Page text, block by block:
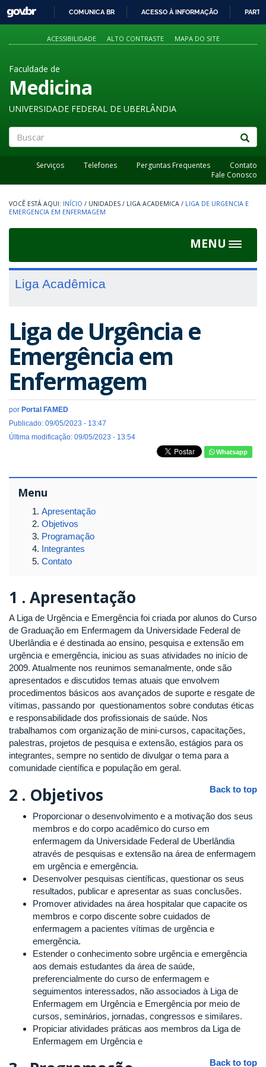
PARA
O
GOVBR
COMUNICA BR ACESSO À INFORMAÇÃO
ACESSIBILIDADE ALTO CONTRASTE MAPA DO SITE
Faculdade de
Medicina
UNIVERSIDADE FEDERAL DE UBERLÂNDIA
Serviços Telefones Perguntas Frequentes
Contato
Fale Conosco
INÍCIO / UNIDADES / LIGA ACADEMICA / LIGA DE URGENCIA E
EMERGENCIA EM ENFERMAGEM
MENU
Toggle
Liga Acadêmica
Liga de Urgência e
Emergência em
Enfermagem
por Portal FAMED
Publicado: 09/05/2023 - 13:47
Última modificação: 09/05/2023 - 13:54
Whatsapp
Menu
Apresentação
Objetivos
Programação
Integrantes
Contato
1 . Apresentação
A Liga de Urgência e Emergência foi criada por alunos do Curso
de Graduação em Enfermagem da Universidade Federal de
Uberlândia e é destinada ao ensino, pesquisa e extensão em
urgência e emergência, iniciou as suas atividades no início de
2009. Atualmente nos reunimos semanalmente, onde são
apresentados e discutidos temas atuais que envolvem
procedimentos básicos aos avançados de suporte e resgate de
vítimas, passando por questionamentos sobre condutas éticas
e responsabilidade dos profissionais de saúde. Nos
trabalhamos com organização de mini-cursos, capacitações,
palestras, projetos de pesquisa e extensão, estágios para os
integrantes, sempre no sentido de divulgar o tema para a
comunidade científica e população em geral.
Back to top
2 . Objetivos
Proporcionar o desenvolvimento e a motivação dos seus
membros e do corpo acadêmico do curso em
enfermagem da Universidade Federal de Uberlândia
através de pesquisas e extensão na área de enfermagem
em urgência e emergência.
Desenvolver pesquisas científicas, questionar os seus
resultados, publicar e apresentar as suas conclusões.
Promover atividades na área hospitalar que capacite os
membros e corpo discente sobre cuidados de
enfermagem a pacientes vítimas de urgência e
emergência.
Estender o conhecimento sobre urgência e emergência
aos demais estudantes da área de saúde,
preferencialmente do curso de enfermagem e
seguimentos interessados, não associados à Liga de
Enfermagem em Urgência e Emergência por meio de
cursos, seminários, jornadas, congressos e similares.
Propiciar atividades práticas aos membros da Liga de
Enfermagem em Urgência e
Back to top